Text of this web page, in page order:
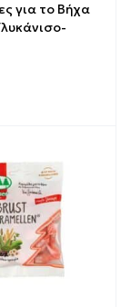
για το Βήχα